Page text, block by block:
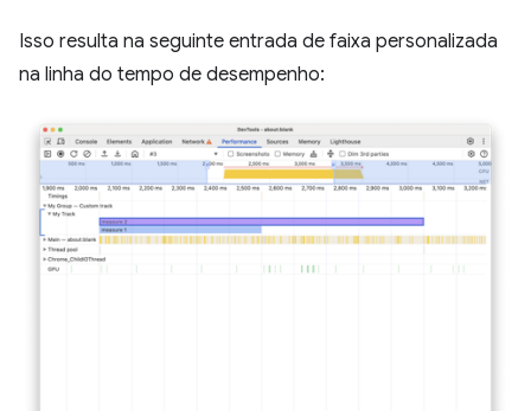
Isso resulta na seguinte entrada de faixa personalizada
na linha do tempo de desempenho: